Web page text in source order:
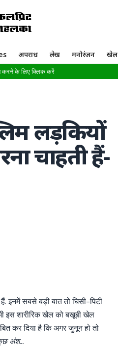
अपराध लेख मनोरंजन खेल
के लिए क्लिक करें
लड़कियों
चाहती हैं-
सबसे बड़ी बात तो घिसी-पिटी
इस शारीरिक खेल को बखूबी खेल
कर दिया है कि अगर जुनून हो तो
अंश…